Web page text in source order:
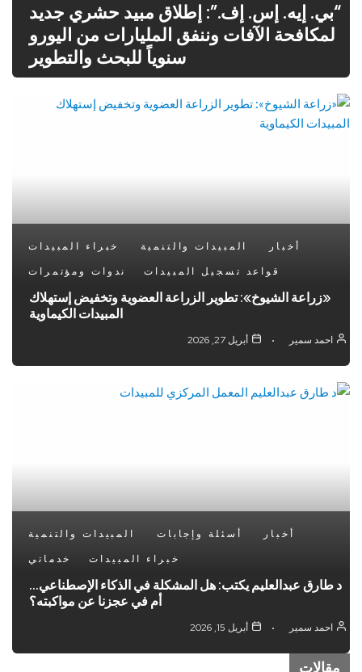
“بي. إيه. إس. إف.”: إطلاق مبيد حشري جديد
لمكافحة الآفات وننفق المليارات من اليورو
سنوياً للبحث والتطوير
أخبار المبيدات والتنمية
خبراء المبيدات
قواعد تسجيل المبيدات
ندوات ومؤتمرات
«زراعة الشيوخ»: تطوير الزراعة العضوية وتخفيض إستهلاك
المبيدات الكيماوية
احمد سمير أبريل 27, 2026
أخبار أسئلة وإجابات
المبيدات والتنمية
خبراء المبيدات
خدماتي
د طارق عبدالعليم يكتب: هل المشكلة في الذكاء الإصطناعي…
أم في عجزنا عن مواكبته؟
احمد سمير أبريل 15, 2026
مقالات
“بي. إيه. إس. إف.”: إطلاق مبيد حشري جديد لمكافحة